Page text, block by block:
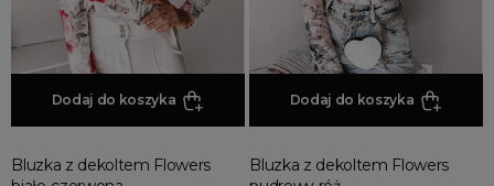
Dodaj do koszyka
Bluzka z dekoltem Flowers
Dodaj do koszyka
Bluzka z dekoltem Flowers